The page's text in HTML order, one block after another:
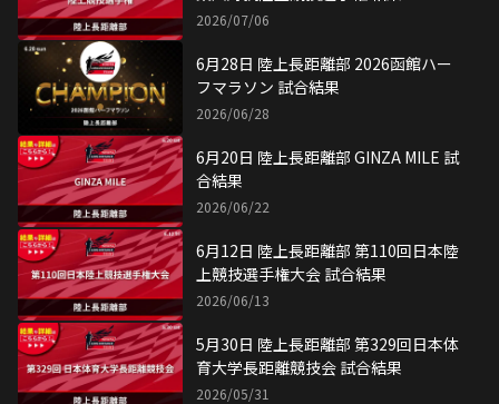
2026/07/06
6月28日 陸上長距離部 2026函館ハー
フマラソン 試合結果
2026/06/28
6月20日 陸上長距離部 GINZA MILE 試
合結果
2026/06/22
6月12日 陸上長距離部 第110回日本陸
上競技選手権大会 試合結果
2026/06/13
5月30日 陸上長距離部 第329回日本体
育大学長距離競技会 試合結果
2026/05/31